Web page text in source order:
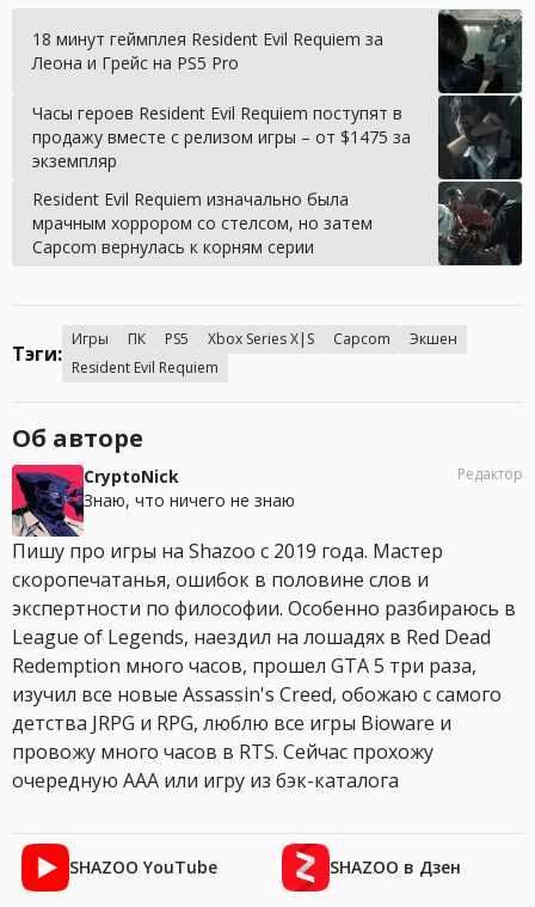
18 минут геймплея Resident Evil Requiem за
Леона и Грейс на PS5 Pro
Часы героев Resident Evil Requiem поступят в
продажу вместе с релизом игры – от $1475 за
экземпляр
Resident Evil Requiem изначально была
мрачным хоррором со стелсом, но затем
Capcom вернулась к корням серии
Тэги:
Игры ПК PS5 Xbox Series X|S Capcom
Экшен
Resident Evil Requiem
Об авторе
CryptoNick
Знаю, что ничего не знаю
Редактор
Пишу про игры на Shazoo с 2019 года. Мастер
скоропечатанья, ошибок в половине слов и
экспертности по философии. Особенно разбираюсь в
League of Legends, наездил на лошадях в Red Dead
Redemption много часов, прошел GTA 5 три раза,
изучил все новые Assassin's Creed, обожаю с самого
детства JRPG и RPG, люблю все игры Bioware и
провожу много часов в RTS. Сейчас прохожу
очередную AAA или игру из бэк-каталога
SHAZOO YouTube SHAZOO в Дзен